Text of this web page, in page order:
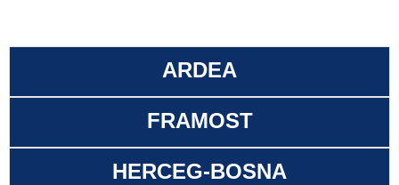
ARDEA
FRAMOST
HERCEG-BOSNA